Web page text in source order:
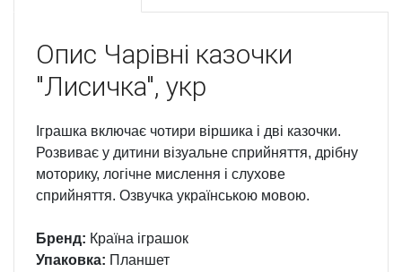
Опис Чарівні казочки
"Лисичка", укр
Іграшка включає чотири віршика і дві казочки.
Розвиває у дитини візуальне сприйняття, дрібну
моторику, логічне мислення і слухове
сприйняття. Озвучка українською мовою.
Бренд: Країна іграшок
Упаковка: Планшет